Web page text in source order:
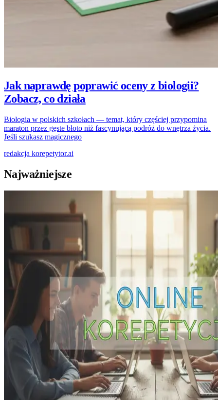
Jak naprawdę poprawić oceny z biologii?
Zobacz, co działa
Biologia w polskich szkołach — temat, który częściej przypomina
maraton przez gęste błoto niż fascynującą podróż do wnętrza życia.
Jeśli szukasz magicznego
redakcja korepetytor.ai
Najważniejsze